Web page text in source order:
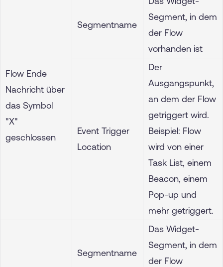
Flow Ende
Nachricht über
das Symbol
"X"
geschlossen
Segmentname
Segment, in dem
der Flow
vorhanden ist
Event Trigger
Location
Der
Ausgangspunkt,
an dem der Flow
getriggert wird.
Beispiel: Flow
wird von einer
Task List, einem
Beacon, einem
Pop-up und
mehr getriggert.
Segmentname
Das Widget-
Segment, in dem
der Flow